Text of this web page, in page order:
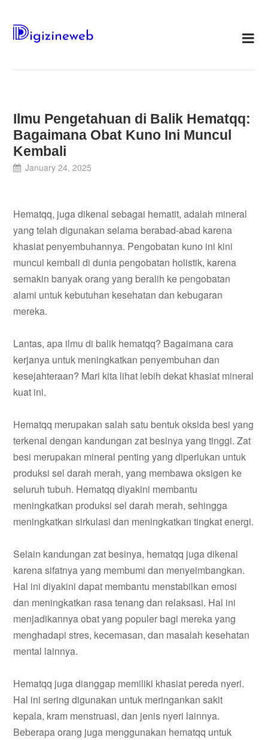
to
content
Ilmu Pengetahuan di Balik Hematqq:
Bagaimana Obat Kuno Ini Muncul
Kembali
January 24, 2025
Hematqq, juga dikenal sebagai hematit, adalah mineral
yang telah digunakan selama berabad-abad karena
khasiat penyembuhannya. Pengobatan kuno ini kini
muncul kembali di dunia pengobatan holistik, karena
semakin banyak orang yang beralih ke pengobatan
alami untuk kebutuhan kesehatan dan kebugaran
mereka.
Lantas, apa ilmu di balik hematqq? Bagaimana cara
kerjanya untuk meningkatkan penyembuhan dan
kesejahteraan? Mari kita lihat lebih dekat khasiat mineral
kuat ini.
Hematqq merupakan salah satu bentuk oksida besi yang
terkenal dengan kandungan zat besinya yang tinggi. Zat
besi merupakan mineral penting yang diperlukan untuk
produksi sel darah merah, yang membawa oksigen ke
seluruh tubuh. Hematqq diyakini membantu
meningkatkan produksi sel darah merah, sehingga
meningkatkan sirkulasi dan meningkatkan tingkat energi.
Selain kandungan zat besinya, hematqq juga dikenal
karena sifatnya yang membumi dan menyeimbangkan.
Hal ini diyakini dapat membantu menstabilkan emosi
dan meningkatkan rasa tenang dan relaksasi. Hal ini
menjadikannya obat yang populer bagi mereka yang
menghadapi stres, kecemasan, dan masalah kesehatan
mental lainnya.
Hematqq juga dianggap memiliki khasiat pereda nyeri.
Hal ini sering digunakan untuk meringankan sakit
kepala, kram menstruasi, dan jenis nyeri lainnya.
Beberapa orang juga menggunakan hematqq untuk